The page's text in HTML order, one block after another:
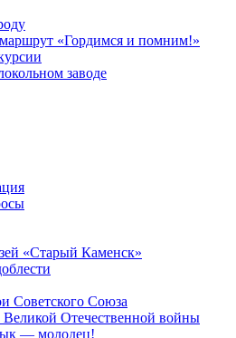
«Гордимся и помним!»
заводе
«Старый Каменск»
Советского Союза
Отечественной войны
— молодец!